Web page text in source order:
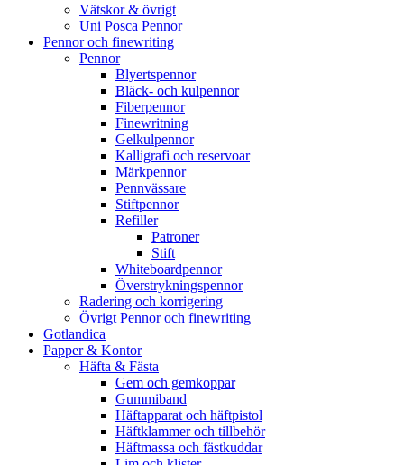
Vätskor & övrigt
Uni Posca Pennor
Pennor och finewriting
Pennor
Blyertspennor
Bläck- och kulpennor
Fiberpennor
Finewritning
Gelkulpennor
Kalligrafi och reservoar
Märkpennor
Pennvässare
Stiftpennor
Refiller
Patroner
Stift
Whiteboardpennor
Överstrykningspennor
Radering och korrigering
Övrigt Pennor och finewriting
Gotlandica
Papper & Kontor
Häfta & Fästa
Gem och gemkoppar
Gummiband
Häftapparat och häftpistol
Häftklammer och tillbehör
Häftmassa och fästkuddar